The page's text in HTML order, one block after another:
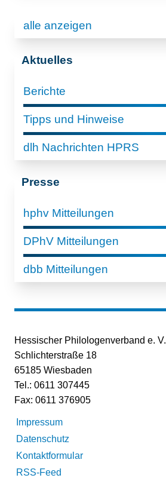
alle anzeigen
Aktuelles
Berichte
Tipps und Hinweise
dlh Nachrichten HPRS
Presse
hphv Mitteilungen
DPhV Mitteilungen
dbb Mitteilungen
Hessischer Philologenverband e. V.
Schlichterstraße 18
65185 Wiesbaden
Tel.: 0611 307445
Fax: 0611 376905
Impressum
Datenschutz
Kontaktformular
RSS-Feed